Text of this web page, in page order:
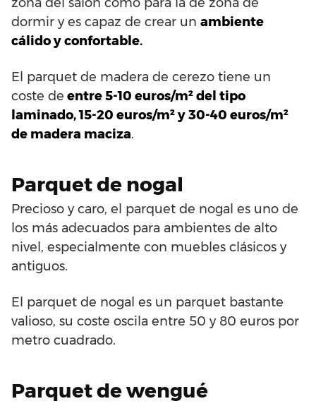
dormir y es capaz de crear un ambiente
cálido y confortable.
El parquet de madera de cerezo tiene un
coste de entre 5-10 euros/m² del tipo
laminado, 15-20 euros/m² y 30-40 euros/m²
de madera maciza.
Parquet de nogal
Precioso y caro, el parquet de nogal es uno de
los más adecuados para ambientes de alto
nivel, especialmente con muebles clásicos y
antiguos.
El parquet de nogal es un parquet bastante
valioso, su coste oscila entre 50 y 80 euros por
metro cuadrado.
Parquet de wengué